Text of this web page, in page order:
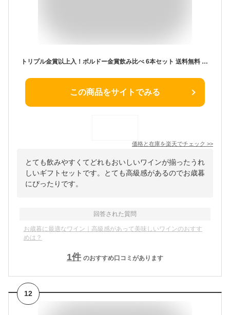
トリプル金賞以上入！ボルドー金賞飲み比べ 6本セット 送料無料 セット ワインセット ボルドー bordeaux wine ギフト 御歳暮 金賞 赤ワイン 750ML おすすめ
この商品をサイトでみる
価格と在庫を楽天でチェック >>
とても飲みやすくてどれもおいしいワインが揃ったうれ
しいギフトセットです。とても高級感があるのでお歳暮
にぴったりです。
回答された質問
お歳暮に最適なワイン｜高級感があって美味しいワインのおすす
めは？
1件 のおすすめ口コミがあります
12